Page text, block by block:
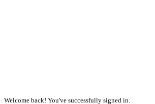
Welcome back! You've successfully signed in.